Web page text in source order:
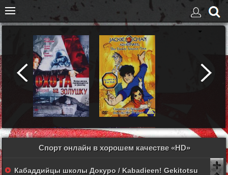
Спорт онлайн в хорошем качестве «HD»
Кабаддийцы школы Докуро / Kabadieen! Gekitotsu